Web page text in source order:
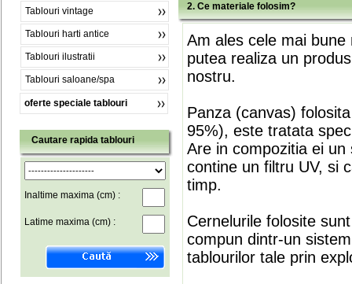
Tablouri vintage
Tablouri harti antice
Tablouri ilustratii
Tablouri saloane/spa
oferte speciale tablouri
Cautare rapida tablouri
Inaltime maxima (cm) :
Latime maxima (cm) :
2. Ce materiale folosim?
Am ales cele mai
putea realiza un
nostru.
Panza (canvas)
95%), este tratata
Are in compozitia ei
contine un filtru UV, si
timp.
Cernelurile folosite
compun dintr-un
tablourilor tale prin